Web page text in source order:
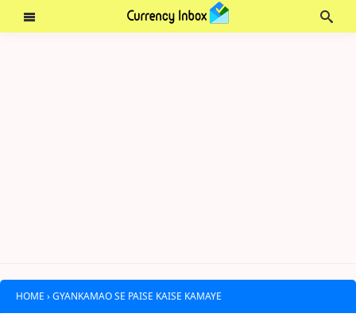
HOME › GYANKAMAO SE PAISE KAISE KAMAYE